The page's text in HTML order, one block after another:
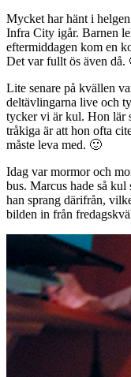
Mycket har hänt i
Infra City igår. Barnen
eftermiddagen kom en
Det var fullt ös även då.
Lite senare på kvällen
deltävlingarna live och
tycker vi är kul. Hon lär
tråkiga är att hon ofta
måste leva med. 🙂
Idag var mormor och
bus. Marcus hade så kul
han sprang därifrån,
bilden in från